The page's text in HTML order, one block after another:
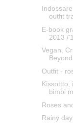
outfit
E-book
2013 /
Vegan,
Outfit -
Kissottto,
bimbi
Roses
Rainy